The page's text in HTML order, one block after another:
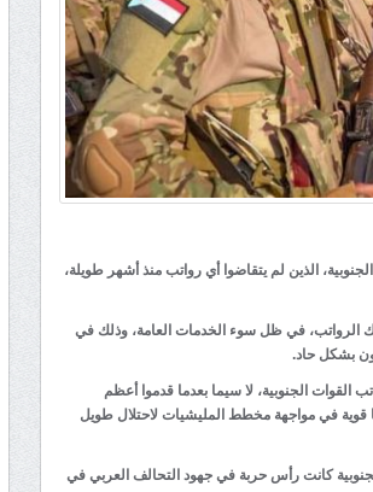
الذين لم يتقاضوا أي رواتب منذ أشهر طويلة،
في ظل سوء الخدمات العامة، وذلك في
بشكل حاد.
الجنوبية، لا سيما بعدما قدموا أعظم
قوية في مواجهة مخطط المليشيات لاحتلال طويل
كانت رأس حربة في جهود التحالف العربي في